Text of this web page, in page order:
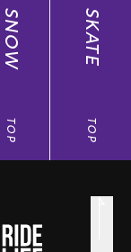
SNOW
TOP
SKATE
TOP